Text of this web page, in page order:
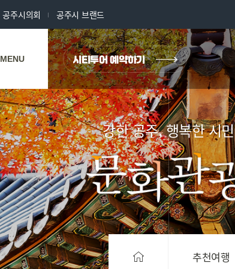
공주시의회 공주시 브랜드
MENU
강한 공주, 행복한 시민
추천여행